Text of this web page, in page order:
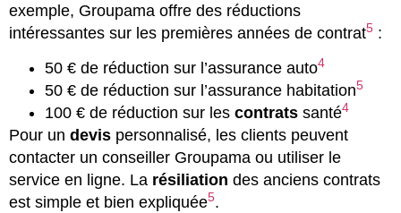
exemple, Groupama offre des réductions
intéressantes sur les premières années de contrat5 :
50 € de réduction sur l’assurance auto4
50 € de réduction sur l’assurance habitation5
100 € de réduction sur les contrats santé4
Pour un devis personnalisé, les clients peuvent
contacter un conseiller Groupama ou utiliser le
service en ligne. La résiliation des anciens contrats
est simple et bien expliquée5.